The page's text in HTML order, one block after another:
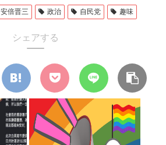
安倍晋三 政治 自民党 趣味
シェアする